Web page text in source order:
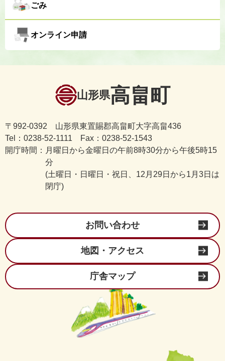
ごみ
オンライン申請
山形県高畠町
〒992-0392 山形県東置賜郡高畠町大字高畠436
Tel：0238-52-1111 Fax：0238-52-1543
開庁時間： 月曜日から金曜日の午前8時30分から午後5時15
分
(土曜日・日曜日・祝日、12月29日から1月3日は
閉庁)
お問い合わせ
地図・アクセス
庁舎マップ